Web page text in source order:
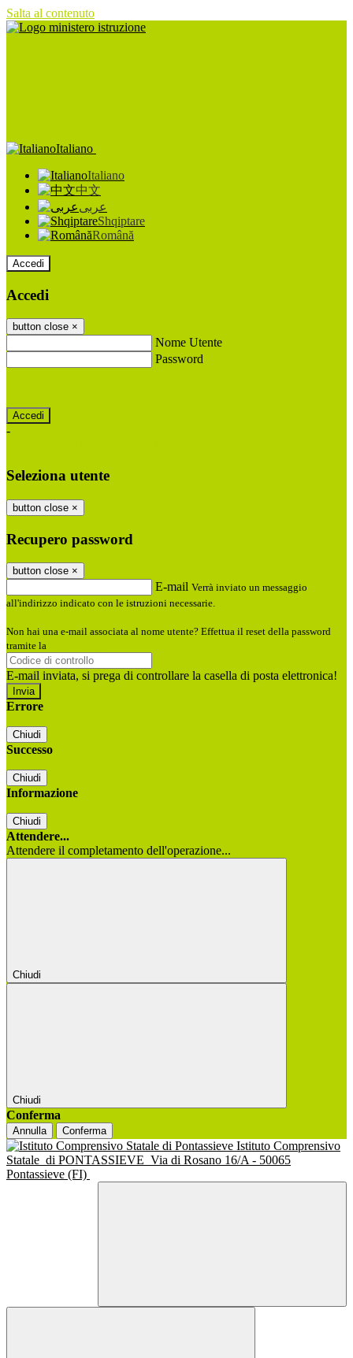
Salta al contenuto
Italiano
Italiano
中文
عربى
Shqiptare
Română
Accedi
Accedi
button close ×
Nome Utente
Password
-
Seleziona utente
button close ×
Recupero password
button close ×
E-mail Verrà inviato un messaggio
all'indirizzo indicato con le istruzioni necessarie.
Non hai una e-mail associata al nome utente? Effettua il reset della password
tramite la
E-mail inviata, si prega di controllare la casella di posta elettronica!
Errore
Chiudi
Successo
Chiudi
Informazione
Chiudi
Attendere...
Attendere il completamento dell'operazione...
Chiudi
Chiudi
Conferma
Annulla Conferma
Istituto Comprensivo
Statale di PONTASSIEVE Via di Rosano 16/A - 50065
Pontassieve (FI)